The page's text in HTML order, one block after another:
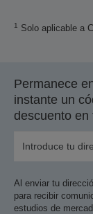
1 Solo aplicable a
Permanece
instante un
descuento en
Al enviar tu
para recibir
estudios de